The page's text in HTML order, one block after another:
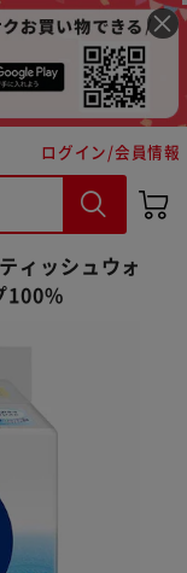
ログイン/会員情報
ィッシュウォ
100%
手続きへ